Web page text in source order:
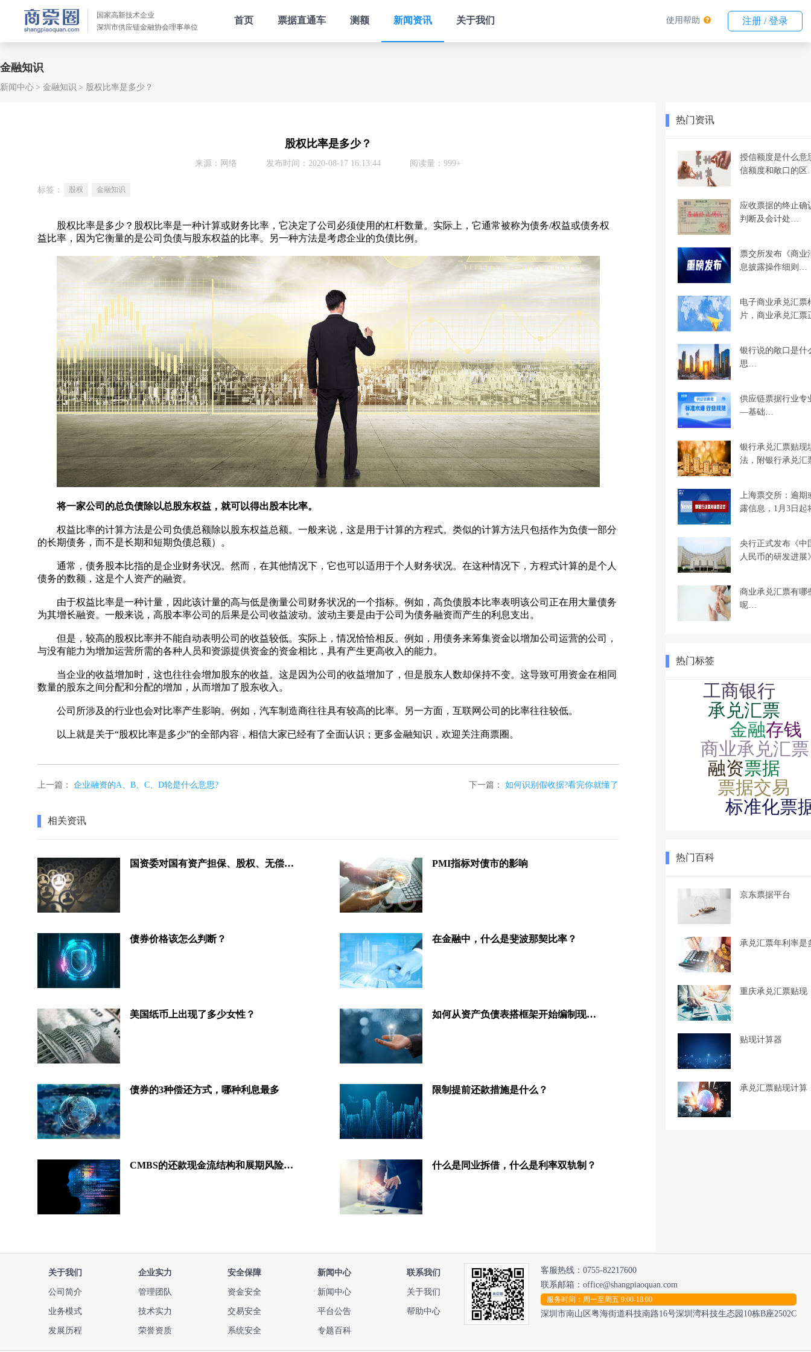
国家高新技术企业
深圳市供应链金融协会理事单位
首页 票据直通车 测额 新闻资讯 关于我们 使用帮助 注册 / 登录
金融知识
新闻中心 金融知识 股权比率是多少？
股权比率是多少？
来源：网络 发布时间：2020-08-17 16:13:44 阅读量：999+
标签： 股权 金融知识
股权比率是多少？股权比率是一种计算或财务比率，它决定了公司必须使用的杠杆数量。实际上，它通常被称为债务/权益或债务权
益比率，因为它衡量的是公司负债与股东权益的比率。另一种方法是考虑企业的负债比例。
将一家公司的总负债除以总股东权益，就可以得出股本比率。
权益比率的计算方法是公司负债总额除以股东权益总额。一般来说，这是用于计算的方程式。类似的计算方法只包括作为负债一部分
的长期债务，而不是长期和短期负债总额）。
通常，债务股本比指的是企业财务状况。然而，在其他情况下，它也可以适用于个人财务状况。在这种情况下，方程式计算的是个人
债务的数额，这是个人资产的融资。
由于权益比率是一种计量，因此该计量的高与低是衡量公司财务状况的一个指标。例如，高负债股本比率表明该公司正在用大量债务
为其增长融资。一般来说，高股本率公司的后果是公司收益波动。波动主要是由于公司为债务融资而产生的利息支出。
但是，较高的股权比率并不能自动表明公司的收益较低。实际上，情况恰恰相反。例如，用债务来筹集资金以增加公司运营的公司，
与没有能力为增加运营所需的各种人员和资源提供资金的资金相比，具有产生更高收入的能力。
当企业的收益增加时，这也往往会增加股东的收益。这是因为公司的收益增加了，但是股东人数却保持不变。这导致可用资金在相同
数量的股东之间分配和分配的增加，从而增加了股东收入。
公司所涉及的行业也会对比率产生影响。例如，汽车制造商往往具有较高的比率。另一方面，互联网公司的比率往往较低。
以上就是关于“股权比率是多少”的全部内容，相信大家已经有了全面认识；更多金融知识，欢迎关注商票圈。
上一篇： 企业融资的A、B、C、D轮是什么意思? 下一篇： 如何识别假收据?看完你就懂了
相关资讯
国资委对国有资产担保、股权、无偿划转等问题的回复 PMI指标对债市的影响
债券价格该怎么判断？ 在金融中，什么是斐波那契比率？
美国纸币上出现了多少女性？ 如何从资产负债表搭框架开始编制现金流量表？
债券的3种偿还方式，哪种利息最多 限制提前还款措施是什么？
CMBS的还款现金流结构和展期风险有哪些？ 什么是同业拆借，什么是利率双轨制？
热门资讯
授信额度是什么意
信额度和敞口的
应收票据的终止确
判断及会计处…
票交所发布《商业
息披露操作细则…
电子商业承兑汇票
片，商业承兑汇
银行说的敞口是什
思…
供应链票据行业专
—基础…
银行承兑汇票贴现
法，附银行承兑
上海票交所：逾期
露信息，1月3日
央行正式发布《中
人民币的研发进
商业承兑汇票有哪
呢…
热门标签
热门百科
京东票据平台
承兑汇票年利率是
重庆承兑汇票贴现
贴现计算器
承兑汇票贴现计算
关于我们
公司简介
业务模式
发展历程
企业实力
管理团队
技术实力
荣誉资质
安全保障
资金安全
交易安全
系统安全
新闻中心
新闻中心
平台公告
专题百科
联系我们
关于我们
帮助中心
客服热线： 0755-82217600
联系邮箱：office@shangpiaoquan.com
服务时间：周一至周五 9:00-18:00
深圳市南山区粤海街道科技南路16号深圳湾科技生态园10栋B座2502C